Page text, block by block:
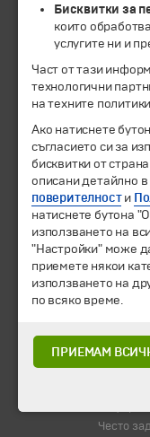
© 1994-2026
Календар
Всички
Горещи
Оферта
Често
Бисквитки за
които
услугите ни и
Част от тази
технологични
на техните
Ако натиснете
съгласието си за
бисквитки от
описани детайлно в
поверителности
натиснете бутона
използването на
"Настройки" може
приемете някои
използването на
по всяко време.
ПРИЕМАМ